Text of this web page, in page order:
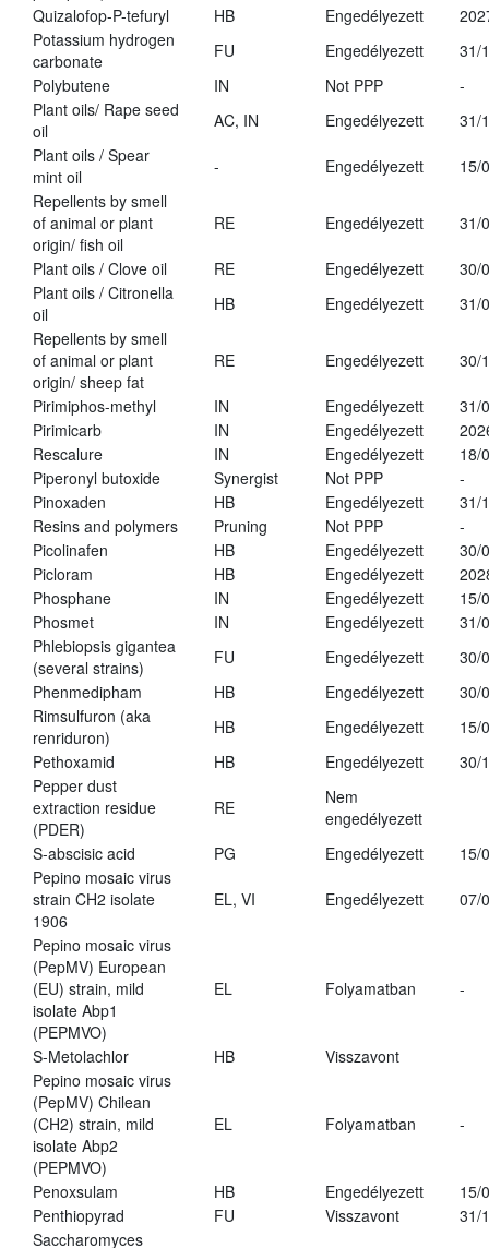
Quizalofop-P-tefuryl HB Engedélyezett
Potassium hydrogen
carbonate
FU Engedélyezett
31/
Polybutene
IN Not PPP
-
Plant oils/ Rape seed
oil
AC, IN Engedélyezett
31/
Plant oils / Spear
mint oil
- Engedélyezett
15/
Repellents by smell
of animal or plant
origin/ fish oil
RE Engedélyezett 31/
Plant oils / Clove oil RE Engedélyezett
30/
Plant oils / Citronella
oil
HB Engedélyezett
31/
Repellents by smell
of animal or plant
origin/ sheep fat
RE Engedélyezett 30/
Pirimiphos-methyl IN Engedélyezett
31/
Pirimicarb
IN Engedélyezett
Rescalure
IN Engedélyezett
18/
Piperonyl butoxide
Synergist Not PPP
-
Pinoxaden
HB Engedélyezett
31/
Resins and polymers
Pruning Not PPP
-
Picolinafen
HB Engedélyezett
30/
Picloram
HB Engedélyezett
Phosphane
IN Engedélyezett
15/
Phosmet
IN Engedélyezett
31/
Phlebiopsis gigantea
(several strains)
FU Engedélyezett
30/
Phenmedipham
HB Engedélyezett
30/
Rimsulfuron (aka
renriduron)
HB Engedélyezett
15/
Pethoxamid
HB Engedélyezett
30/
Pepper dust
extraction residue
(PDER)
RE
Nem
engedélyezett
S-abscisic acid
PG Engedélyezett
15/
Pepino mosaic virus
strain CH2 isolate
1906
EL, VI Engedélyezett 07/
Pepino mosaic virus
(PepMV) European
(EU) strain, mild
isolate Abp1
(PEPMVO)
EL Folyamatban -
S-Metolachlor HB
Visszavont
Pepino mosaic virus
(PepMV) Chilean
(CH2) strain, mild
isolate Abp2
(PEPMVO)
EL Folyamatban -
Penoxsulam HB Engedélyezett
15/
Penthiopyrad
FU Visszavont
31/
Saccharomyces